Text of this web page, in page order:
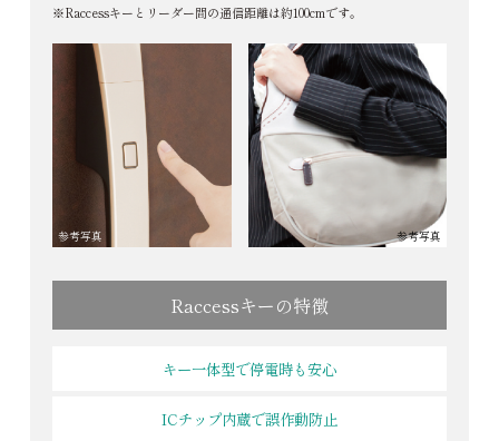
※Raccessキーとリーダー間の通信距離は約100cmです。
参考写真 参考写真
Raccessキーの特徴
キー一体型で停電時も安心
ICチップ内蔵で誤作動防止